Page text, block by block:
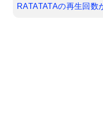
RATATATAの再生回数